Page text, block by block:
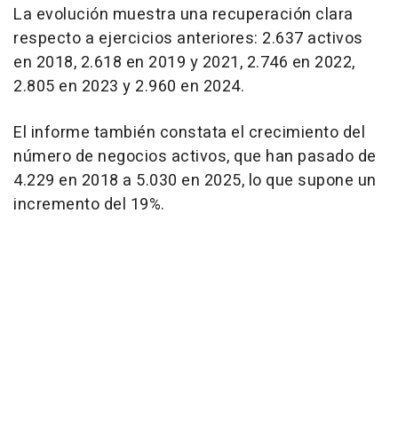
La evolución muestra una recuperación clara
respecto a ejercicios anteriores: 2.637 activos
en 2018, 2.618 en 2019 y 2021, 2.746 en 2022,
2.805 en 2023 y 2.960 en 2024.
El informe también constata el crecimiento del
número de negocios activos, que han pasado de
4.229 en 2018 a 5.030 en 2025, lo que supone un
incremento del 19%.